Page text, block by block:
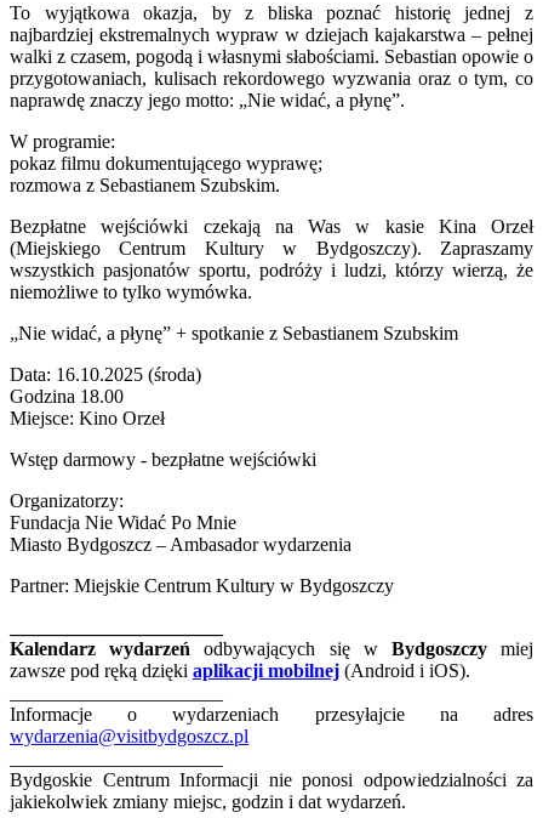
To wyjątkowa okazja, by z bliska poznać historię jednej z
najbardziej ekstremalnych wypraw w dziejach kajakarstwa – pełnej
walki z czasem, pogodą i własnymi słabościami. Sebastian opowie o
przygotowaniach, kulisach rekordowego wyzwania oraz o tym, co
naprawdę znaczy jego motto: „Nie widać, a płynę”.
W programie:
pokaz filmu dokumentującego wyprawę;
rozmowa z Sebastianem Szubskim.
Bezpłatne wejściówki czekają na Was w kasie Kina Orzeł
(Miejskiego Centrum Kultury w Bydgoszczy). Zapraszamy
wszystkich pasjonatów sportu, podróży i ludzi, którzy wierzą, że
niemożliwe to tylko wymówka.
„Nie widać, a płynę” + spotkanie z Sebastianem Szubskim
Data: 16.10.2025 (środa)
Godzina 18.00
Miejsce: Kino Orzeł
Wstęp darmowy - bezpłatne wejściówki
Organizatorzy:
Fundacja Nie Widać Po Mnie
Miasto Bydgoszcz – Ambasador wydarzenia
Partner: Miejskie Centrum Kultury w Bydgoszczy
Kalendarz wydarzeń odbywających się w Bydgoszczymiej
zawsze pod ręką dzięki aplikacji mobilnej (Android i iOS).
Informacje o wydarzeniach przesyłajcie na adres
wydarzenia@visitbydgoszcz.pl
Bydgoskie Centrum Informacji nie ponosi odpowiedzialności za
jakiekolwiek zmiany miejsc, godzin i dat wydarzeń.